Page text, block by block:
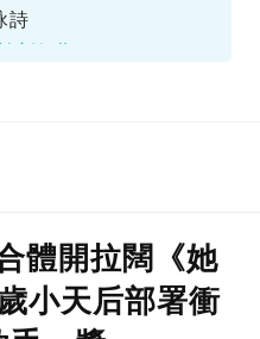
詩
體開拉闊《她
小天后部署衝